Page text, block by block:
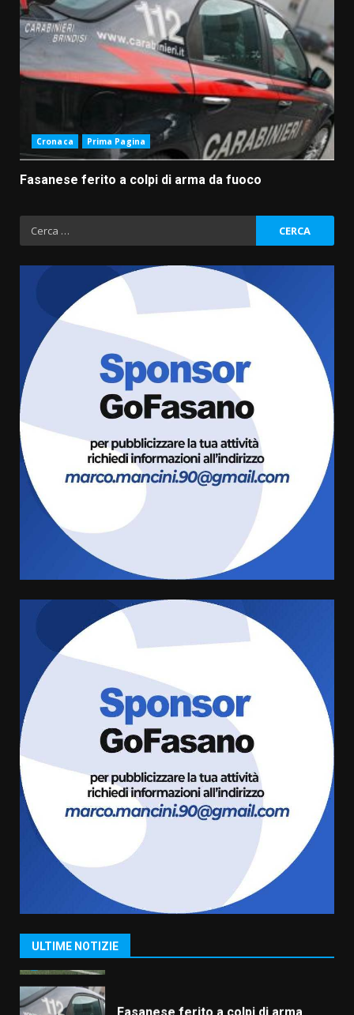
Cronaca Prima Pagina
Fasanese ferito a colpi di arma da fuoco
Ricerca
per:
ULTIME NOTIZIE
3
Fasanese ferito a colpi di arma
6 Agosto 2026 18:13
Carta d’identità: continua il piano
di aperture straordinarie del
6 Agosto 2026 14:16
Grazia Neglia, coordinatrice
cittadina di Fratelli d’Italia,
pronta a tornare in Consiglio
comunale
Cura dei beni comuni e
cittadinanza attiva: online
l’avviso per la gestione
condivisa della Villetta di
Laureto
La magia del Minareto e la prima
assoluta de “L’Albergo
Belvedere. Il rapimento”
6 Agosto 2026 06:15
“I Contestatori: Musica di
Rivoluzione”: nuovo
appuntamento con “Fasano in
Banda”
7 Agosto 2026 06:05
2
US Fasano, Scianaro: “Profonda
amarezza per esclusione dal
da fuoco